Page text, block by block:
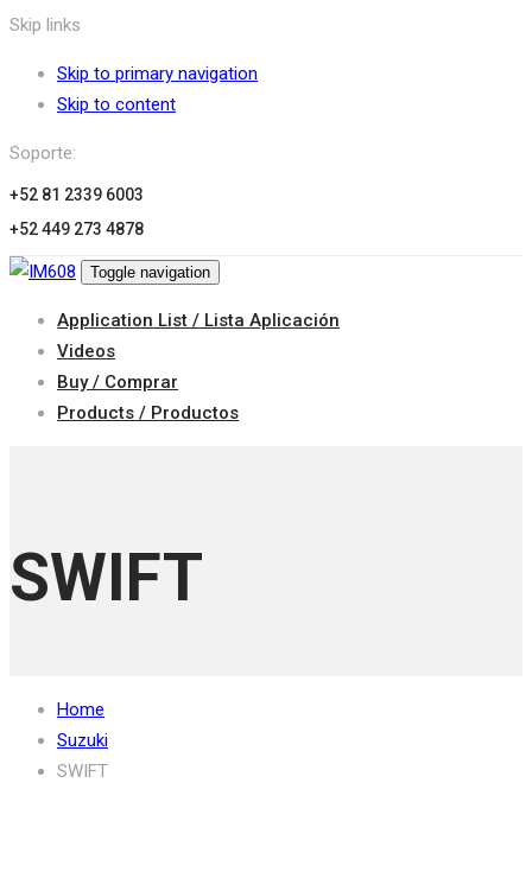
Skip links
Skip to primary navigation
Skip to content
Soporte:
+52 81 2339 6003
+52 449 273 4878
Toggle navigation
Application List / Lista Aplicación
Videos
Buy / Comprar
Products / Productos
SWIFT
Home
Suzuki
SWIFT